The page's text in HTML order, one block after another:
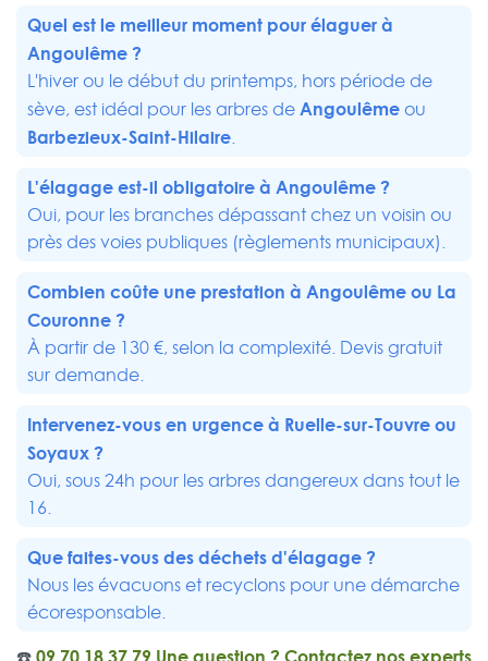
Quel est le meilleur moment pour élaguer à
Angoulême ?
L'hiver ou le début du printemps, hors période de
sève, est idéal pour les arbres deAngoulêmeou
Barbezieux-Saint-Hilaire.
L'élagage est-il obligatoire à Angoulême ?
Oui, pour les branches dépassant chez un voisin ou
près des voies publiques (règlements municipaux).
Combien coûte une prestation à Angoulême ou La
Couronne?
À partir de 130 €, selon la complexité. Devis gratuit
sur demande.
Intervenez-vous en urgence à Ruelle-sur-Touvreou
Soyaux?
Oui, sous 24h pour les arbres dangereux dans tout le
16.
Que faites-vous des déchets d'élagage ?
Nous les évacuons et recyclons pour une démarche
écoresponsable.